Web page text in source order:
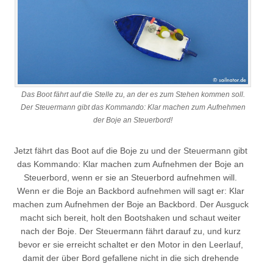
Das Boot fährt auf die Stelle zu, an der es zum Stehen kommen soll.
Der Steuermann gibt das Kommando: Klar machen zum Aufnehmen
der Boje an Steuerbord!
Jetzt fährt das Boot auf die Boje zu und der Steuermann gibt
das Kommando: Klar machen zum Aufnehmen der Boje an
Steuerbord, wenn er sie an Steuerbord aufnehmen will.
Wenn er die Boje an Backbord aufnehmen will sagt er: Klar
machen zum Aufnehmen der Boje an Backbord. Der Ausguck
macht sich bereit, holt den Bootshaken und schaut weiter
nach der Boje. Der Steuermann fährt darauf zu, und kurz
bevor er sie erreicht schaltet er den Motor in den Leerlauf,
damit der über Bord gefallene nicht in die sich drehende